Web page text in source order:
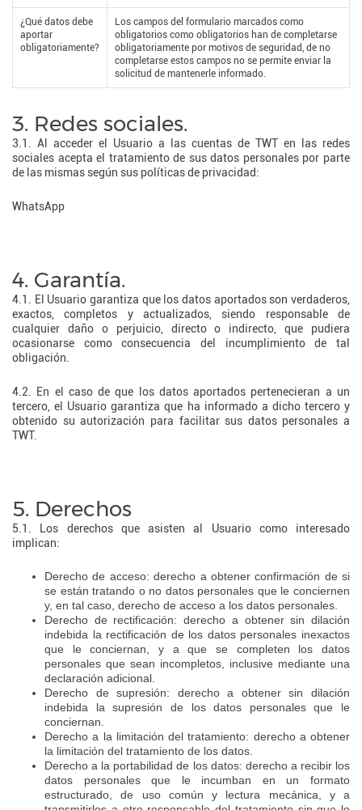
¿Qué datos debe
aportar
obligatoriamente?
Los campos del formulario marcados como
obligatorios como obligatorios han de completarse
obligatoriamente por motivos de seguridad, de no
completarse estos campos no se permite enviar la
solicitud de mantenerle informado.
3. Redes sociales.
3.1. Al acceder el Usuario a las cuentas de TWT en las redes
sociales acepta el tratamiento de sus datos personales por parte
de las mismas según sus políticas de privacidad:
WhatsApp
4. Garantía.
4.1. El Usuario garantiza que los datos aportados son verdaderos,
exactos, completos y actualizados, siendo responsable de
cualquier daño o perjuicio, directo o indirecto, que pudiera
ocasionarse como consecuencia del incumplimiento de tal
obligación.
4.2. En el caso de que los datos aportados pertenecieran a un
tercero, el Usuario garantiza que ha informado a dicho tercero y
obtenido su autorización para facilitar sus datos personales a
TWT.
5. Derechos
5.1. Los derechos que asisten al Usuario como interesado
implican:
Derecho de acceso: derecho a obtener confirmación de si
se están tratando o no datos personales que le conciernen
y, en tal caso, derecho de acceso a los datos personales.
Derecho de rectificación: derecho a obtener sin dilación
indebida la rectificación de los datos personales inexactos
que le conciernan, y a que se completen los datos
personales que sean incompletos, inclusive mediante una
declaración adicional.
Derecho de supresión: derecho a obtener sin dilación
indebida la supresión de los datos personales que le
conciernan.
Derecho a la limitación del tratamiento: derecho a obtener
la limitación del tratamiento de los datos.
Derecho a la portabilidad de los datos: derecho a recibir los
datos personales que le incumban en un formato
estructurado, de uso común y lectura mecánica, y a